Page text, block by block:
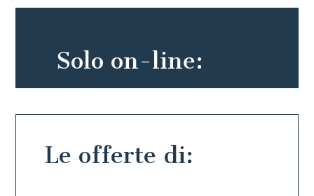
Le offerte di:
Solo on-line: